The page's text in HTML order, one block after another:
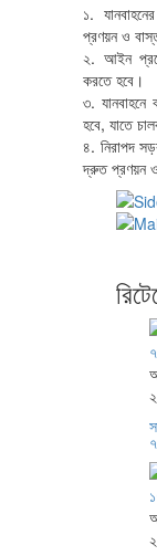
১.
প্রণয়ন ও
২. আইন
করতে হবে।
৩. যানবাহনে
হবে, যাতে
৪. নিরাপদ
দ্রুত প্রণয়ন